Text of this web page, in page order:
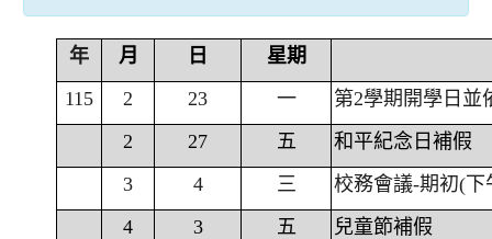
年 月 日
星期
115
2 23 一
第2學期開學日並
2
27 五
和平紀念日補假
3
4 三
校務會議-期初(下
4
3 五
兒童節補假